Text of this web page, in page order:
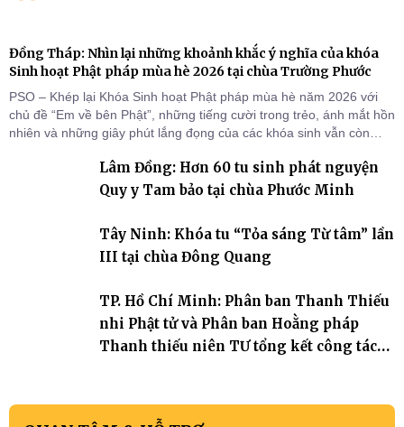
Đồng Tháp: Nhìn lại những khoảnh khắc ý nghĩa của khóa
Sinh hoạt Phật pháp mùa hè 2026 tại chùa Trường Phước
PSO – Khép lại Khóa Sinh hoạt Phật pháp mùa hè năm 2026 với
chủ đề “Em về bên Phật”, những tiếng cười trong trẻo, ánh mắt hồn
nhiên và những giây phút lắng đọng của các khóa sinh vẫn còn
Tháp). Những tuần tu học ngắn ngủi nhưng đã trở thành hành
trang quý báu, gieo những hạt giống thiện l
Lâm Đồng: Hơn 60 tu sinh phát nguyện
Quy y Tam bảo tại chùa Phước Minh
Tây Ninh: Khóa tu “Tỏa sáng Từ tâm” lần
III tại chùa Đông Quang
TP. Hồ Chí Minh: Phân ban Thanh Thiếu
nhi Phật tử và Phân ban Hoằng pháp
Thanh thiếu niên TƯ tổng kết công tác